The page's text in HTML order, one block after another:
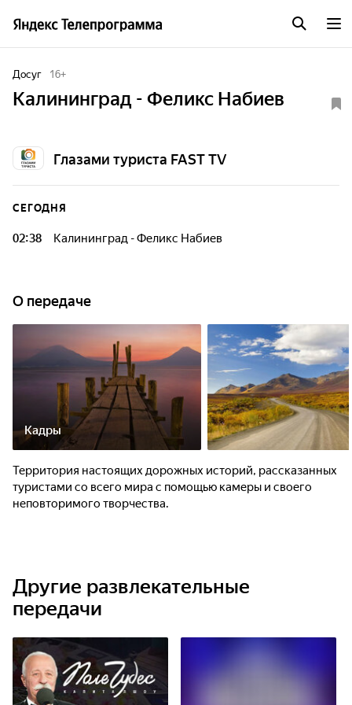
Досуг 16+
Калининград - Феликс Набиев
Глазами туриста FAST TV
СЕГОДНЯ
02:38 Калининград - Феликс Набиев
О передаче
Кадры
Территория настоящих дорожных историй, рассказанных
туристами со всего мира с помощью камеры и своего
неповторимого творчества.
Другие развлекательные
передачи